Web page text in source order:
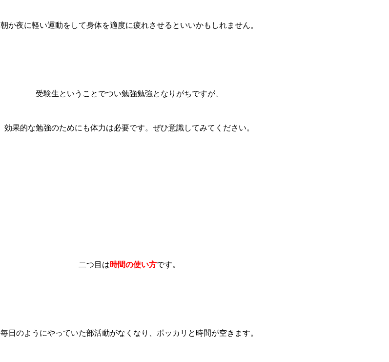
朝か夜に軽い運動をして身体を適度に疲れさせるといいかもしれません。
受験生ということでつい勉強勉強となりがちですが、
効果的な勉強のためにも体力は必要です。ぜひ意識してみてください。
二つ目は時間の使い方です。
毎日のようにやっていた部活動がなくなり、ポッカリと時間が空きます。